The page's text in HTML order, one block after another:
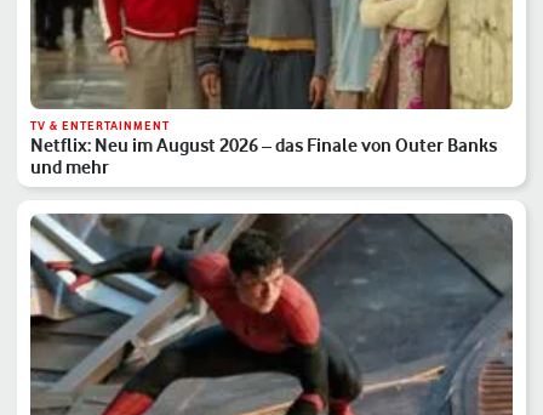
TV & ENTERTAINMENT
Netflix: Neu im August 2026 – das Finale von Outer Banks
und mehr